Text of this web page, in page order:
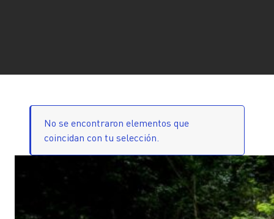
No se encontraron elementos que
coincidan con tu selección.